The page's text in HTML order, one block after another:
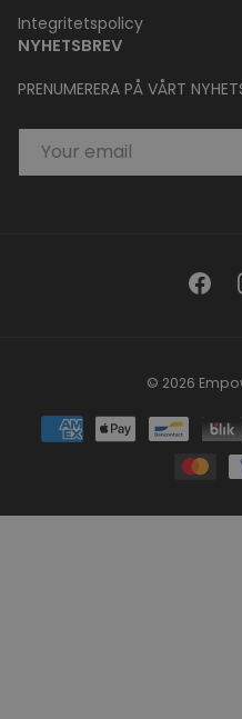
Integritetspolicy
NYHETSBREV
PRENUMERERA PÅ VÅRT
© 2026